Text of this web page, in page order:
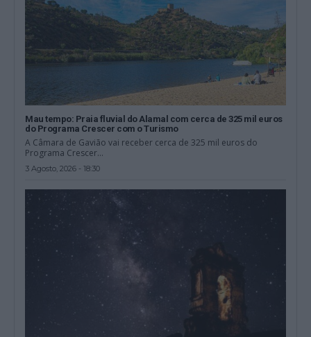
Mau tempo: Praia fluvial do Alamal com cerca de 325 mil euros
do Programa Crescer com o Turismo
A Câmara de Gavião vai receber cerca de 325 mil euros do
Programa Crescer...
3 Agosto, 2026 - 18:30